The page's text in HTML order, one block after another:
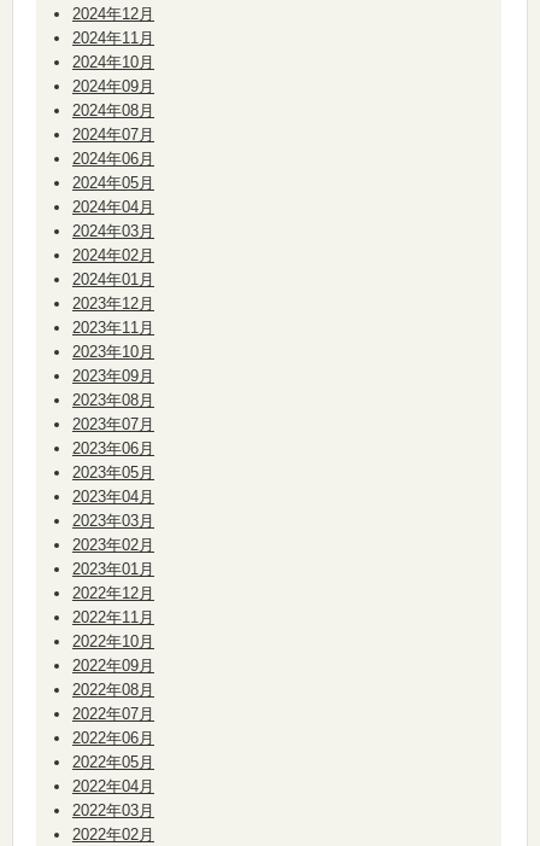
2024年12月
2024年11月
2024年10月
2024年09月
2024年08月
2024年07月
2024年06月
2024年05月
2024年04月
2024年03月
2024年02月
2024年01月
2023年12月
2023年11月
2023年10月
2023年09月
2023年08月
2023年07月
2023年06月
2023年05月
2023年04月
2023年03月
2023年02月
2023年01月
2022年12月
2022年11月
2022年10月
2022年09月
2022年08月
2022年07月
2022年06月
2022年05月
2022年04月
2022年03月
2022年02月